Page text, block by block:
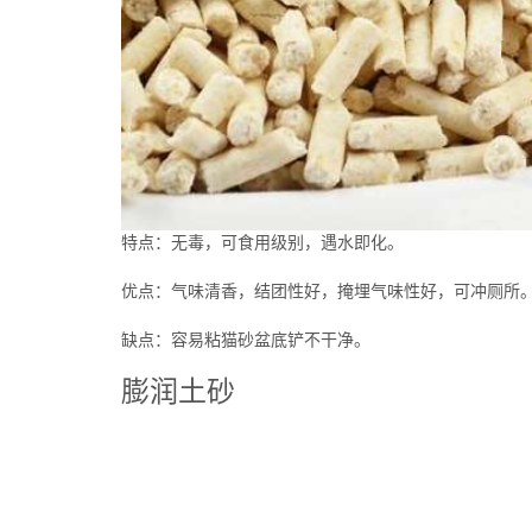
特点：无毒，可食用级别，遇水即化。
优点：气味清香，结团性好，掩埋气味性好，可冲厕所
缺点：容易粘猫砂盆底铲不干净。
膨润土砂